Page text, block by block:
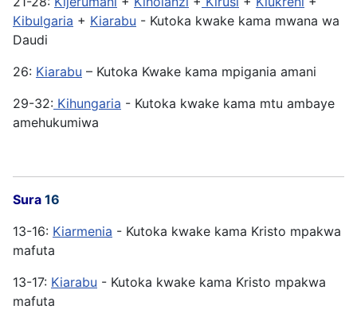
Kibulgaria + Kiarabu - Kutoka kwake kama mwana wa
Daudi
26: Kiarabu – Kutoka Kwake kama mpigania amani
29-32: Kihungaria - Kutoka kwake kama mtu ambaye
amehukumiwa
Sura 16
13-16: Kiarmenia - Kutoka kwake kama Kristo mpakwa
mafuta
13-17: Kiarabu - Kutoka kwake kama Kristo mpakwa
mafuta